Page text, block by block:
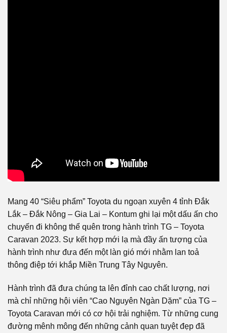
Mang 40 “Siêu phẩm” Toyota du ngoạn xuyên 4 tỉnh Đắk
Lắk – Đắk Nông – Gia Lai – Kontum ghi lại một dấu ấn cho
chuyến đi không thể quên trong hành trình TG – Toyota
Caravan 2023. Sự kết hợp mới lạ mà đầy ấn tượng của
hành trình như đưa đến một làn gió mới nhằm lan toả
thông điệp tới khắp Miền Trung Tây Nguyên.
Hành trình đã đưa chúng ta lên đỉnh cao chất lượng, nơi
mà chỉ những hội viên “Cao Nguyên Ngàn Dặm” của TG –
Toyota Caravan mới có cơ hội trải nghiệm. Từ những cung
đường mênh mông đến những cảnh quan tuyệt đẹp đã